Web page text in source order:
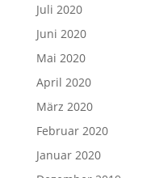
Juli 2020
Juni 2020
Mai 2020
April 2020
März 2020
Februar 2020
Januar 2020